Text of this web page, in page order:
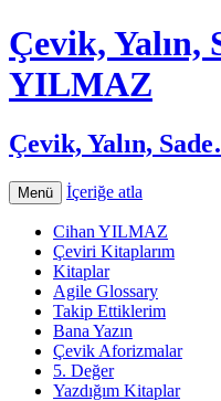
Çevik,
YILMAZ
Çevik, Yalın,
Menü İçeriğe atla
Cihan YILMAZ
Çeviri Kitaplarım
Kitaplar
Agile Glossary
Takip Ettiklerim
Bana Yazın
Çevik Aforizmalar
5. Değer
Yazdığım Kitaplar